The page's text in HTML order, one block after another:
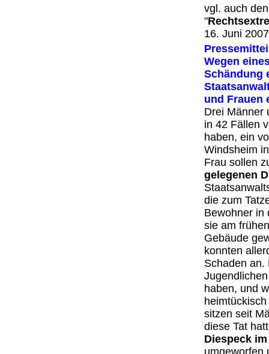
vgl. auch
"
16. Juni
Wegen
Schändung
und Frauen
Drei Männer
in 42 Fällen
haben, ein
Windsheim
Frau sollen
gelegenen
die zum
Bewohner in
sie am
Gebäude
konnten
Schaden an.
haben, und
sitzen seit
diese Tat
Diespeck
umgeworfen